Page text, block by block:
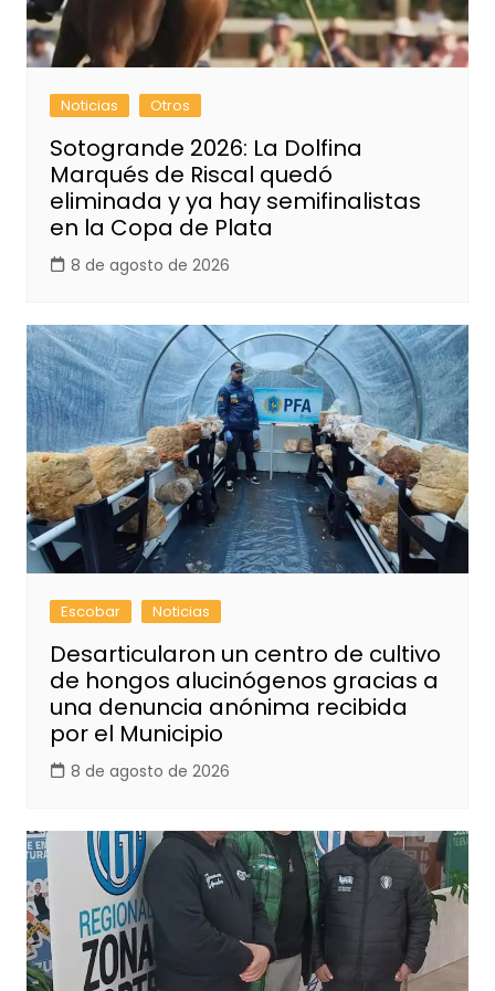
Noticias Otros
Sotogrande 2026: La Dolfina
Marqués de Riscal quedó
eliminada y ya hay semifinalistas
en la Copa de Plata
8 de agosto de 2026
Escobar Noticias
Desarticularon un centro de cultivo
de hongos alucinógenos gracias a
una denuncia anónima recibida
por el Municipio
8 de agosto de 2026